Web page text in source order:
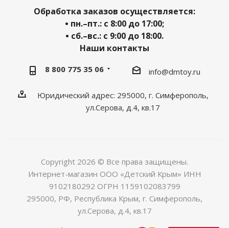
Обработка заказов осуществляется:
• пн.–пт.: с 8:00 до 17:00;
• сб.–вс.: с 9:00 до 18:00.
Наши контакты
8 800 775 35 06 info@dmtoy.ru
Юридический адрес: 295000, г. Симферополь,
ул.Серова, д.4, кв.17
Copyright 2026 © Все права защищены.
Интернет-магазин ООО «Детский Крым» ИНН
9102180292 ОГРН 1159102083799
295000, РФ, Республика Крым, г. Симферополь,
ул.Серова, д.4, кв.17